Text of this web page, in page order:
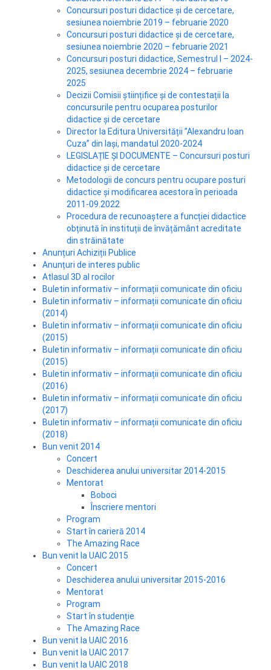
Concursuri posturi didactice și de cercetare,
sesiunea noiembrie 2019 – februarie 2020
Concursuri posturi didactice și de cercetare,
sesiunea noiembrie 2020 – februarie 2021
Concursuri posturi didactice, Semestrul I – 2024-
2025, sesiunea decembrie 2024 – februarie
2025
Decizii Comisii științifice și de contestații la
concursurile pentru ocuparea posturilor
didactice și de cercetare
Director la Editura Universității ”Alexandru Ioan
Cuza” din Iași, mandatul 2020-2024
LEGISLAȚIE ȘI DOCUMENTE – Concursuri posturi
didactice şi de cercetare
Metodologii de concurs pentru ocupare posturi
didactice și modificarea acestora în perioada
2011-09.2022
Procedura de recunoaștere a funcției didactice
obținută în instituții de învățământ acreditate
din străinătate
Anunțuri Achiziții Publice
Anunțuri de interes public
Atlasul 3D al rocilor
Buletin informativ – informații comunicate din oficiu
Buletin informativ – informații comunicate din oficiu
(2014)
Buletin informativ – informații comunicate din oficiu
(2015)
Buletin informativ – informații comunicate din oficiu
(2015)
Buletin informativ – informații comunicate din oficiu
(2016)
Buletin informativ – informații comunicate din oficiu
(2017)
Buletin informativ – informații comunicate din oficiu
(2018)
Bun venit 2014
Concert
Deschiderea anului universitar 2014-2015
Mentorat
Boboci
Înscriere mentori
Program
Start în carieră 2014
The Amazing Race
Bun venit la UAIC 2015
Concert
Deschiderea anului universitar 2015-2016
Mentorat
Program
Start în studenție
The Amazing Race
Bun venit la UAIC 2016
Bun venit la UAIC 2017
Bun venit la UAIC 2018